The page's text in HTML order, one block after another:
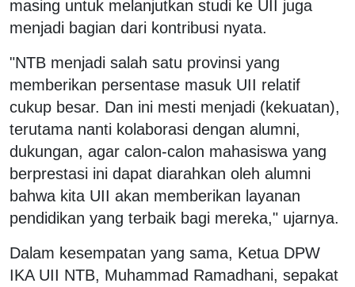
masing untuk melanjutkan studi ke UII juga
menjadi bagian dari kontribusi nyata.
"NTB menjadi salah satu provinsi yang
memberikan persentase masuk UII relatif
cukup besar. Dan ini mesti menjadi (kekuatan),
terutama nanti kolaborasi dengan alumni,
dukungan, agar calon-calon mahasiswa yang
berprestasi ini dapat diarahkan oleh alumni
bahwa kita UII akan memberikan layanan
pendidikan yang terbaik bagi mereka," ujarnya.
Dalam kesempatan yang sama, Ketua DPW
IKA UII NTB, Muhammad Ramadhani, sepakat